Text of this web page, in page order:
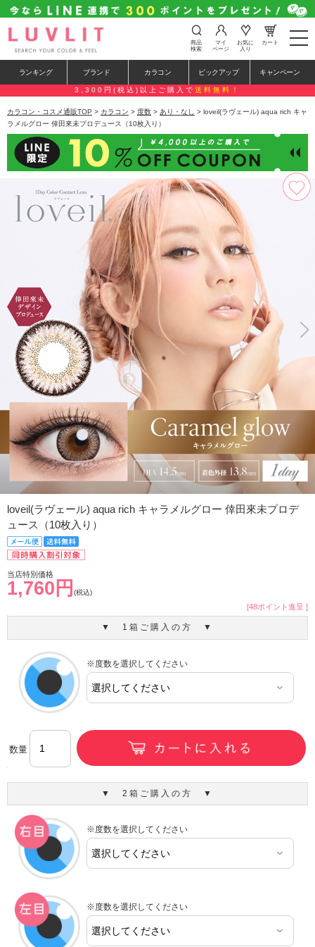
t
o
e
n
a
a
i
o
n
商品
検索
マイ
ページ
お気に
入り
カート
ランキング ブランド カラコン ピックアップ キャンペーン
3,300円(税込)以上ご購入で 送料無料！
カラコン・コスメ通販TOP > カラコン > 度数 > あり・なし
> loveil(ラヴェール) aqua rich キャ
ラメルグロー 倖田來未プロデュース（10枚入り）
loveil(ラヴェール) aqua rich キャラメルグロー 倖田來未プロデ
ュース（10枚入り）
当店特別価格
1,760円 (税込)
[48ポイント進呈 ]
▼ 1箱ご購入の方 ▼
※度数を選択してください
数量
▼ 2箱ご購入の方 ▼
※度数を選択してください
※度数を選択してください